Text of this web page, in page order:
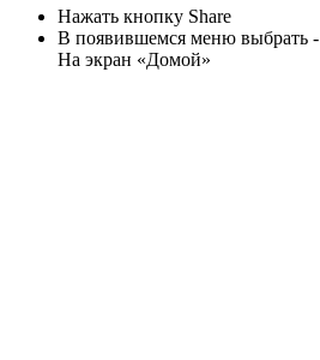
Нажать кнопку Share
В появившемся меню выбрать -
На экран «Домой»